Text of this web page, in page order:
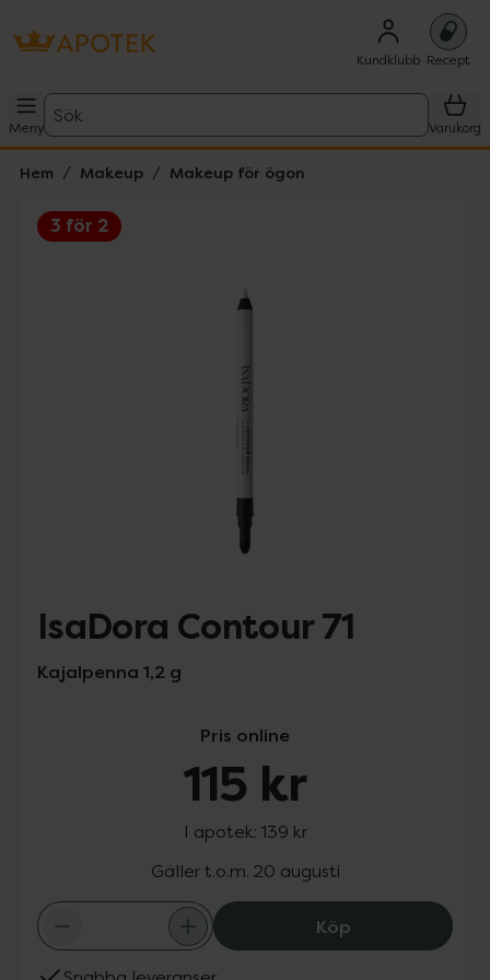
Kundklubb Recept
Meny
Sök
Varukorg
Hem Makeup Makeup för ögon
3 för 2
IsaDora Contour 71
Kajalpenna 1,2 g
Pris online
115 kr
I apotek: 139 kr
Gäller t.o.m. 20 augusti
KöpIsaDora